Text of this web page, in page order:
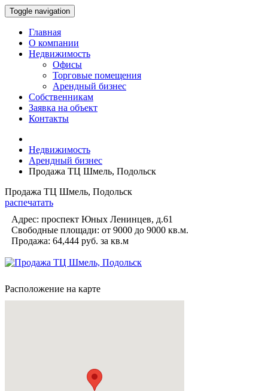
Toggle navigation
Главная
О компании
Недвижимость
Офисы
Торговые помещения
Арендный бизнес
Собственникам
Заявка на объект
Контакты
Недвижимость
Арендный бизнес
Продажа ТЦ Шмель, Подольск
Продажа ТЦ Шмель, Подольск
распечатать
Адрес: проспект Юных Ленинцев, д.61
Свободные площади: от 9000 до 9000 кв.м.
Продажа: 64,444 руб. за кв.м
Расположение на карте